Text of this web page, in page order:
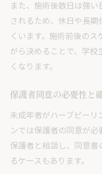
また、施術後数日は強
されるため、休日や長
くいます。施術前後の
がら決めることで、学
くなります。
保護者同意の必要性と
未成年者がハーブピー
ンでは保護者の同意が
保護者と相談し、同意
るケースもあります。